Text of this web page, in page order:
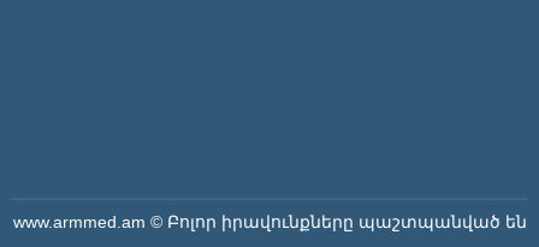
www.armmed.am © Բոլոր իրավունքները պաշտպանված են